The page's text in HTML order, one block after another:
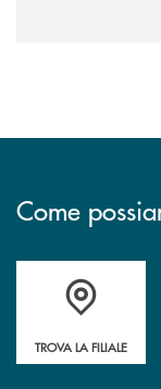
Come
Accedi all' elenco
TROVA LA FILIALE